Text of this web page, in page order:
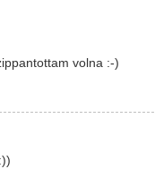
volna :-)